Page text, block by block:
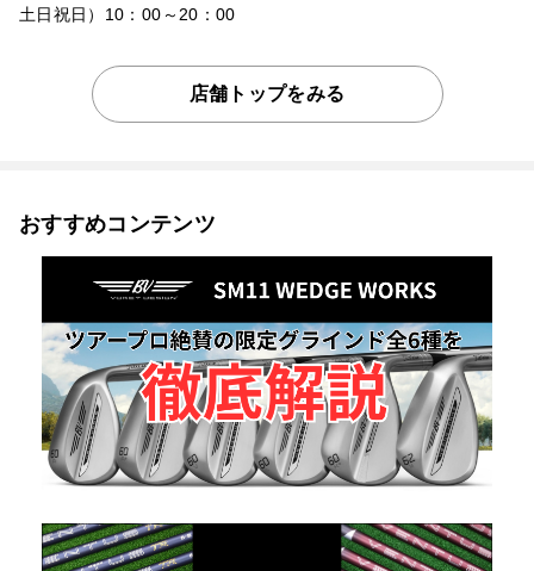
土日祝日）10：00～20：00
店舗トップをみる
おすすめコンテンツ